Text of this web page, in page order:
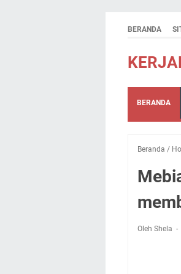
BERANDA
BERANDA
Beranda /
Oleh Shela